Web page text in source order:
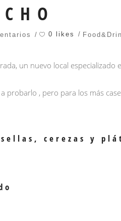
0 likes
un nuevo local
probarlo , pero para los más
cerezas y